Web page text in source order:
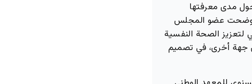
مدى معرفتها
عضو المجلس
لتعزيز الصحة النفسية
جهة أخرى، في تصميم